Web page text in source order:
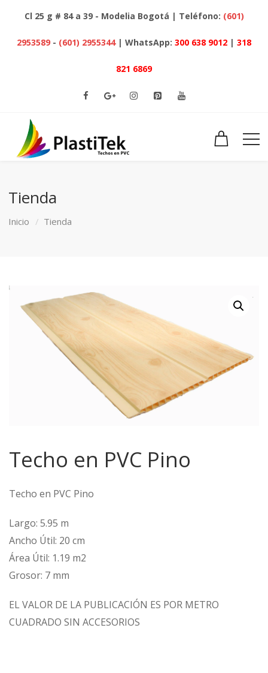
Cl 25 g # 84 a 39 - Modelia Bogotá | Teléfono: (601)
2953589 - (601) 2955344 | WhatsApp: 300 638 9012 | 318
821 6869
Tienda
Inicio Tienda
Techo en PVC Pino
Techo en PVC Pino
Largo: 5.95 m
Ancho Útil: 20 cm
Área Útil: 1.19 m2
Grosor: 7 mm
EL VALOR DE LA PUBLICACIÓN ES POR METRO
CUADRADO SIN ACCESORIOS